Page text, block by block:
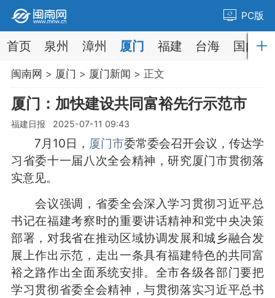
PC版
首页 泉州 漳州 厦门 福建 台海 国内
闽南网 > 厦门 > 厦门新闻 > 正文
厦门：加快建设共同富裕先行示范市
福建日报 2025-07-11 09:43
7月10日， 厦门市委常委会召开会议，传达学
习省委十一届八次全会精神，研究厦门市贯彻落
实意见。
会议强调，省委全会深入学习贯彻习近平总
书记在福建考察时的重要讲话精神和党中央决策
部署，对我省在推动区域协调发展和城乡融合发
展上作出示范，走出一条具有福建特色的共同富
裕之路作出全面系统安排。全市各级各部门要把
学习贯彻省委全会精神，与贯彻落实习近平总书